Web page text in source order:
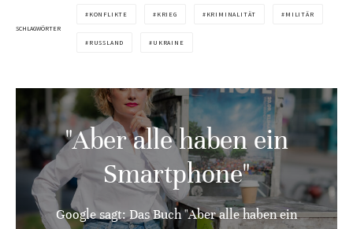
SCHLAGWÖRTER
KONFLIKTE KRIEG KRIMINALITÄT MILITÄR
RUSSLAND UKRAINE
"Aber alle haben ein
Smartphone"
Google sagt: Das Buch "Aber alle haben ein